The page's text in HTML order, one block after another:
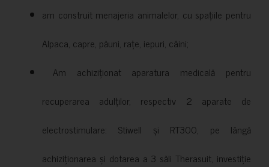
am construit menajeria animalelor, cu spațiile pentru
Alpaca, capre, păuni, rațe, iepuri, câini;
Am achiziționat aparatura medicală pentru
recuperarea adulților, respectiv 2 aparate de
electrostimulare: Stiwell și RT300, pe lângă
achiziționarea și dotarea a 3 săli Therasuit, investiție